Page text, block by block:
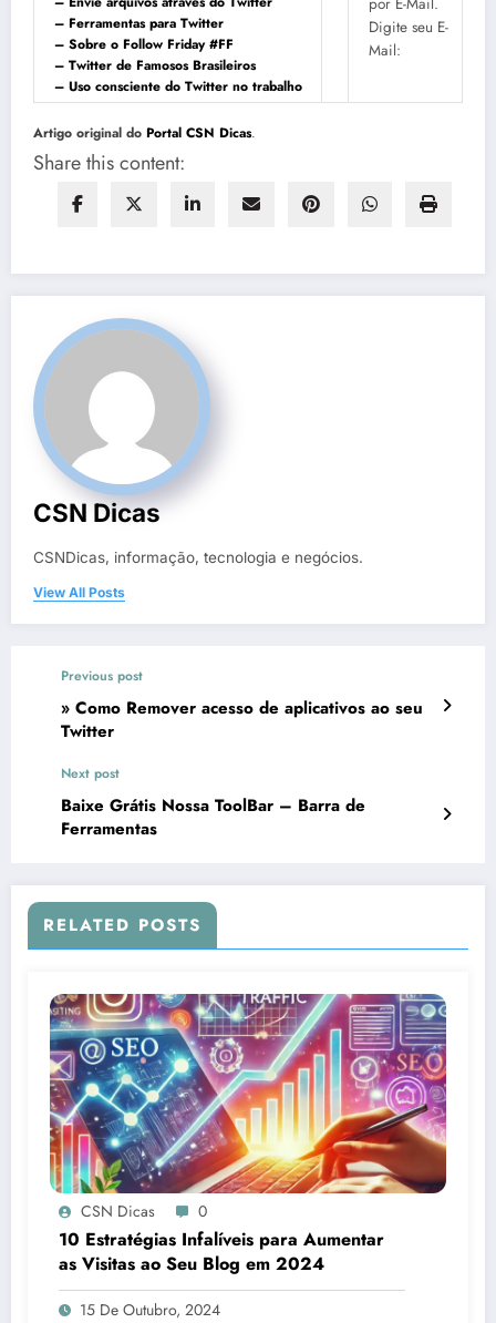
– Ferramentas para Twitter
– Sobre o Follow Friday #FF
– Twitter de Famosos Brasileiros
– Uso consciente do Twitter no trabalho
Digite seu E-
Mail:
Artigo original do Portal CSN Dicas.
Share this content:
CSN Dicas
CSNDicas, informação, tecnologia e negócios.
View All Posts
Previous post
» Como Remover acesso de aplicativos ao seu
Twitter
Next post
Baixe Grátis Nossa ToolBar – Barra de
Ferramentas
RELATED POSTS
CSN Dicas 0
10 Estratégias Infalíveis para Aumentar
as Visitas ao Seu Blog em 2024
15 De Outubro, 2024